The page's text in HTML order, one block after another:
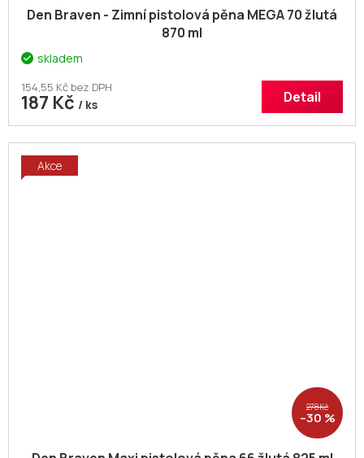
Den Braven - Zimní pistolová pěna MEGA 70 žlutá
870 ml
skladem
154,55 Kč bez DPH
187 Kč / ks Detail
Akce
278 Kč
–30 %